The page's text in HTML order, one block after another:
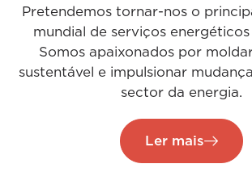
Pretendemos tornar-nos o
mundial de serviços
Somos apaixonados por
sustentável e impulsionar
sector da energia.
Ler mais